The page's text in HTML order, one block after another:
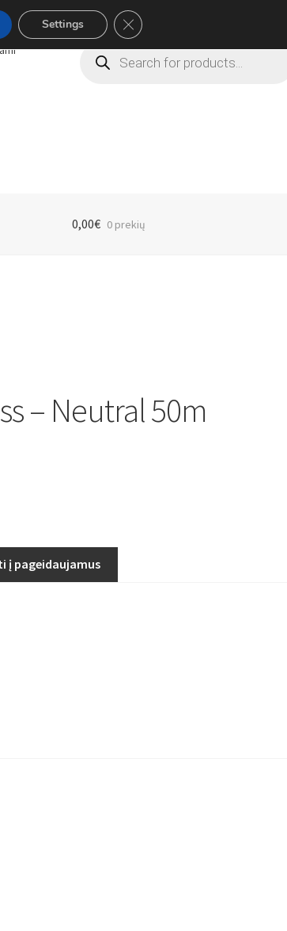
Products
search
0,00€ 0 prekių
– Neutral 50m
į pageidaujamus
Settings Close GDPR Cookie Banner